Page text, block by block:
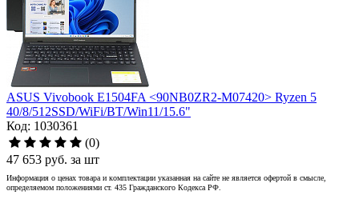
ASUS Vivobook E1504FA <90NB0ZR2-M07420> Ryzen 5
40/8/512SSD/WiFi/BT/Win11/15.6"
Код: 1030361
(0)
47 653 руб. за шт
Информация о ценах товара и комплектации указанная на сайте не является офертой в смысле,
определяемом положениями ст. 435 Гражданского Кодекса РФ.